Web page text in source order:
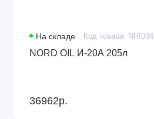
На складе Код товара: NRI034
NORD OIL И-20А 205л
36962р.